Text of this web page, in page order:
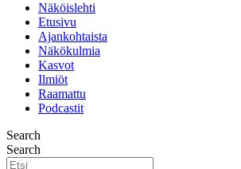
Näköislehti
Etusivu
Ajankohtaista
Näkökulmia
Kasvot
Ilmiöt
Raamattu
Podcastit
Search
Search